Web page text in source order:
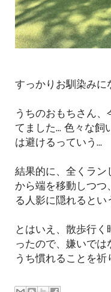
すっかりお馴染みに
うちのおもちさん
てました... 色々な
は避けるっていう...
結果的に、全くラン
から端を移動しつつ
る人影に隠れるとい
とはいえ、散歩行
ったので、嫌いで
うち慣れることを祈